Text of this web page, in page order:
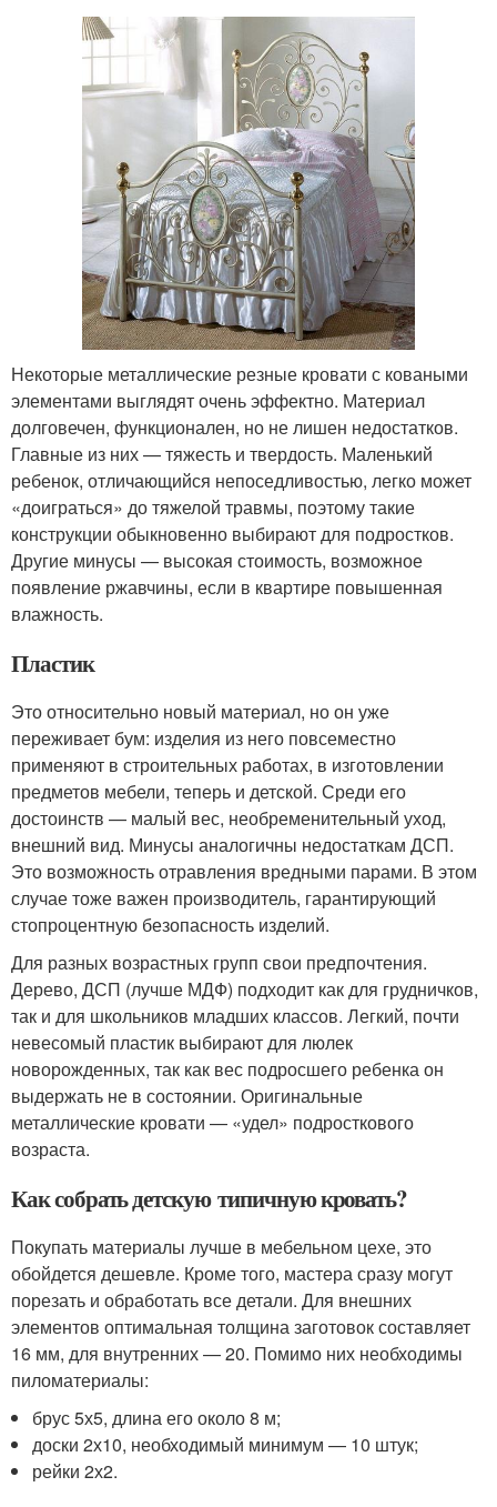
Некоторые металлические резные кровати с коваными
элементами выглядят очень эффектно. Материал
долговечен, функционален, но не лишен недостатков.
Главные из них — тяжесть и твердость. Маленький
ребенок, отличающийся непоседливостью, легко может
«доиграться» до тяжелой травмы, поэтому такие
конструкции обыкновенно выбирают для подростков.
Другие минусы — высокая стоимость, возможное
появление ржавчины, если в квартире повышенная
влажность.
Пластик
Это относительно новый материал, но он уже
переживает бум: изделия из него повсеместно
применяют в строительных работах, в изготовлении
предметов мебели, теперь и детской. Среди его
достоинств — малый вес, необременительный уход,
внешний вид. Минусы аналогичны недостаткам ДСП.
Это возможность отравления вредными парами. В этом
случае тоже важен производитель, гарантирующий
стопроцентную безопасность изделий.
Для разных возрастных групп свои предпочтения.
Дерево, ДСП (лучше МДФ) подходит как для грудничков,
так и для школьников младших классов. Легкий, почти
невесомый пластик выбирают для люлек
новорожденных, так как вес подросшего ребенка он
выдержать не в состоянии. Оригинальные
металлические кровати — «удел» подросткового
возраста.
Как собрать детскую типичную кровать?
Покупать материалы лучше в мебельном цехе, это
обойдется дешевле. Кроме того, мастера сразу могут
порезать и обработать все детали. Для внешних
элементов оптимальная толщина заготовок составляет
16 мм, для внутренних — 20. Помимо них необходимы
пиломатериалы:
брус 5х5, длина его около 8 м;
доски 2х10, необходимый минимум — 10 штук;
рейки 2х2.